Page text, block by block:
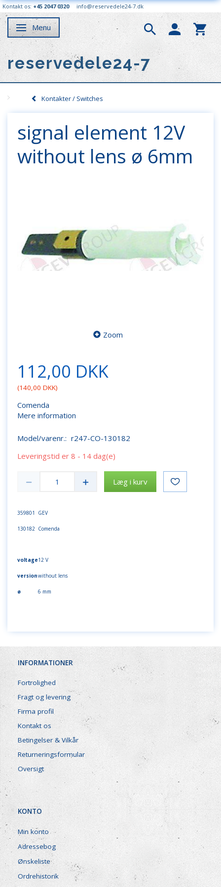
Kontakt os: +45 2047 0320 info@reservedele24-7.dk
Skifte navigation
Menu
reservedele24-7
Kontakter / Switches
signal element 12V
without lens ø 6mm
Zoom
112,00 DKK
(140,00 DKK)
Comenda
Mere information
Model/varenr.: r247-CO-130182
Leveringstid er 8 - 14 dag(e)
Læg i kurv
359801 GEV
130182 Comenda
voltage12 V
versionwithout lens
ø 6 mm
INFORMATIONER
Fortrolighed
Fragt og levering
Firma profil
Kontakt os
Betingelser & Vilkår
Returneringsformular
Oversigt
KONTO
Min konto
Adressebog
Ønskeliste
Ordrehistorik